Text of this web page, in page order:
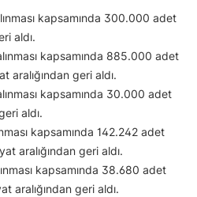
kapsamında 300.000 adet
aldı.
kapsamında 885.000 adet
aralığından geri aldı.
kapsamında 30.000 adet
aldı.
kapsamında 142.242 adet
aralığından geri aldı.
kapsamında 38.680 adet
aralığından geri aldı.